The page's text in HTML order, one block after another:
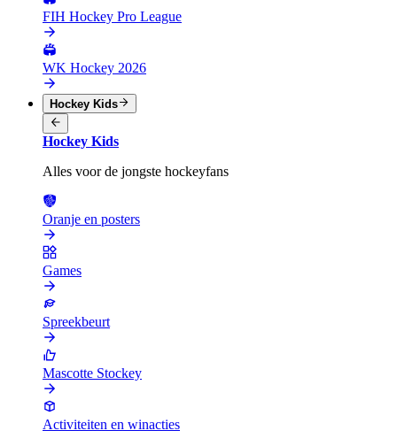
FIH Hockey Pro League
WK Hockey 2026
Hockey Kids
Hockey Kids
Alles voor de jongste hockeyfans
Oranje en posters
Games
Spreekbeurt
Mascotte Stockey
Activiteiten en winacties